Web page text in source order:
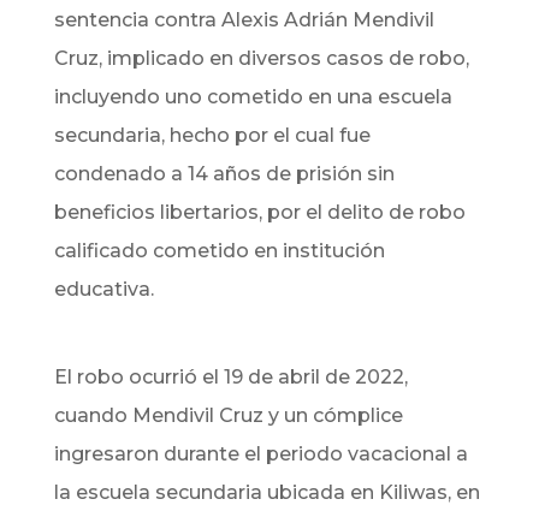
sentencia contra Alexis Adrián Mendivil
Cruz, implicado en diversos casos de robo,
incluyendo uno cometido en una escuela
secundaria, hecho por el cual fue
condenado a 14 años de prisión sin
beneficios libertarios, por el delito de robo
calificado cometido en institución
educativa.
El robo ocurrió el 19 de abril de 2022,
cuando Mendivil Cruz y un cómplice
ingresaron durante el periodo vacacional a
la escuela secundaria ubicada en Kiliwas, en